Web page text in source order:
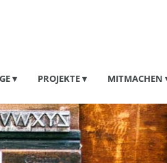
PROJEKTE MITMACHEN